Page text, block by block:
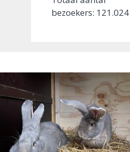
bezoekers: 121.024